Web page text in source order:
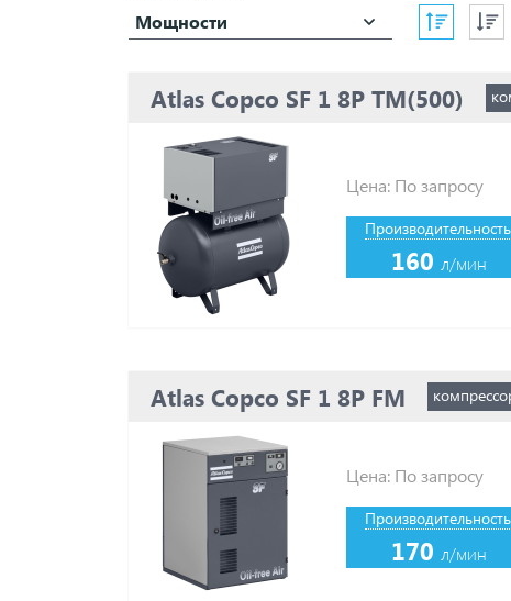
Мощности
Atlas Copco SF 1 8P TM(500)
Цена: По запросу
160л/мин
Atlas Copco SF 1 8P FM
Цена: По запросу
170л/мин